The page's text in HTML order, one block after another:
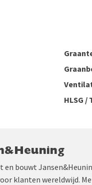
HLSG /
en bouwt
klanten wereldwijd.